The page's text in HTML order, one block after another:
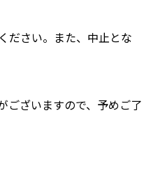
ださい。また、中止とな
ございますので、予めご了